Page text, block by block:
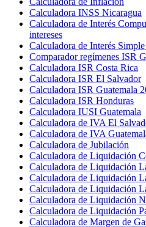
Calculadora INSS Nicaragua
Calculadora de Interés
intereses
Calculadora de Interés
Comparador regímenes ISR
Calculadora ISR Costa Rica
Calculadora ISR El Salvador
Calculadora ISR Guatemala
Calculadora ISR Honduras
Calculadora IUSI Guatemala
Calculadora de IVA El
Calculadora de IVA
Calculadora de Jubilación
Calculadora de Liquidación
Calculadora de Liquidación
Calculadora de Liquidación
Calculadora de Liquidación
Calculadora de Liquidación
Calculadora de Liquidación
Calculadora de Margen de